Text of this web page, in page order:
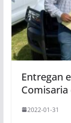
Entregan
2022-01-31